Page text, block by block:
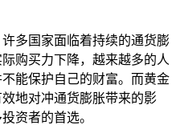
多国家面临着持续的通货膨
购买力下降，越来越多的人
能保护自己的财富。而黄金
地对冲通货膨胀带来的影
资者的首选。